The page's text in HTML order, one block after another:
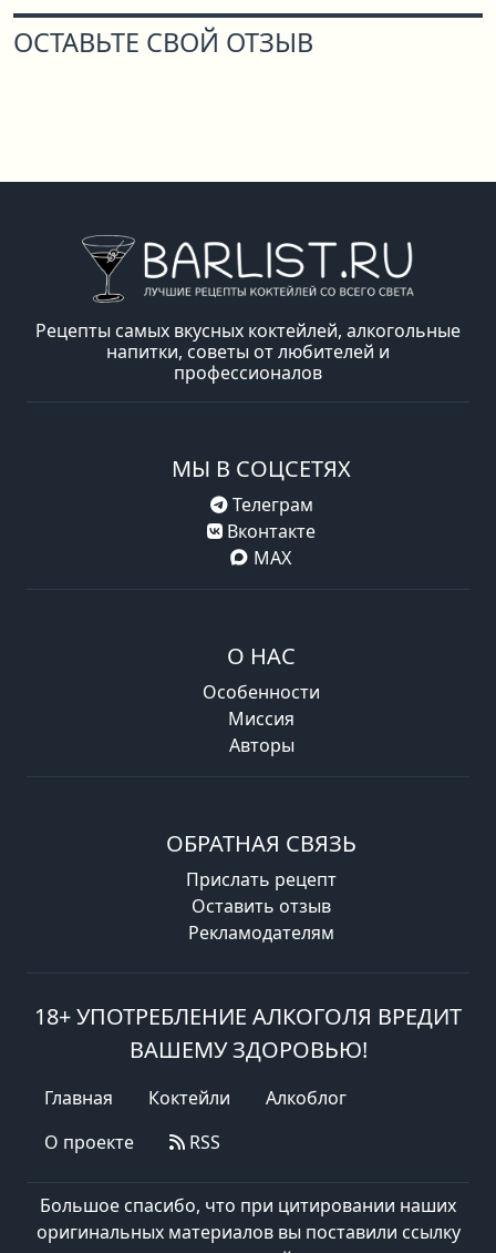
ОСТАВЬТЕ СВОЙ ОТЗЫВ
Рецепты самых вкусных коктейлей, алкогольные
напитки, советы от любителей и
профессионалов
МЫ В СОЦСЕТЯХ
Телеграм
Вконтакте
MAX
О НАС
Особенности
Миссия
Авторы
ОБРАТНАЯ СВЯЗЬ
Прислать рецепт
Оставить отзыв
Рекламодателям
18+ УПОТРЕБЛЕНИЕ АЛКОГОЛЯ ВРЕДИТ
ВАШЕМУ ЗДОРОВЬЮ!
Главная Коктейли
Алкоблог
О проекте
RSS
Большое спасибо, что при цитировании наших
оригинальных материалов вы поставили ссылку